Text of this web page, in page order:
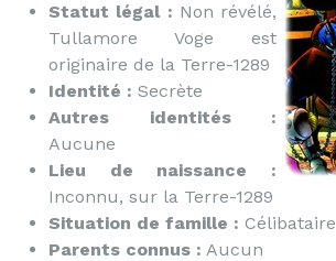
Statut légal : Non révélé,
Tullamore Voge est
originaire de la Terre-1289
Identité : Secrète
Autres identités :
Aucune
Lieu de naissance :
Inconnu, sur la Terre-1289
Situation de famille : Célibataire
Parents connus : Aucun